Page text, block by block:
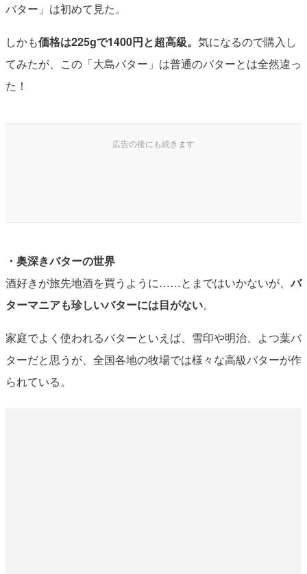
バター」は初めて見た。
しかも価格は225gで1400円と超高級。 気になるので購入し
てみたが、この「大島バター」は普通のバターとは全然違っ
た！
・奥深きバターの世界
酒好きが旅先地酒を買うように……とまではいかないが、バ
ターマニアも珍しいバターには目がない。
家庭でよく使われるバターといえば、雪印や明治、よつ葉バ
ターだと思うが、全国各地の牧場では様々な高級バターが作
られている。